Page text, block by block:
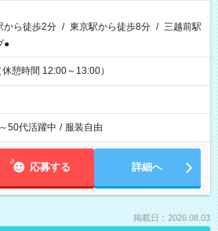
から徒歩2分 / 東京駅から徒歩8分 / 三越前駅
●
憩時間 12:00～13:00）
50代活躍中 / 服装自由
応募する 詳細へ
掲載日：2026.08.03